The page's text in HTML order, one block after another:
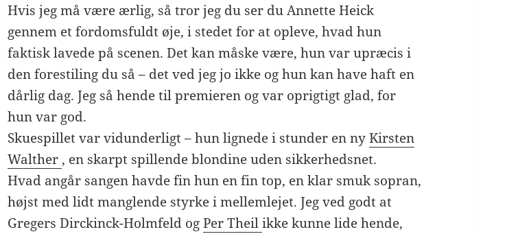
Hvis jeg må være ærlig, så tror jeg du ser du Annette Heick
gennem et fordomsfuldt øje, i stedet for at opleve, hvad hun
faktisk lavede på scenen. Det kan måske være, hun var upræcis i
den forestiling du så – det ved jeg jo ikke og hun kan have haft en
dårlig dag. Jeg så hende til premieren og var oprigtigt glad, for
hun var god.
Skuespillet var vidunderligt – hun lignede i stunder en nyKirsten
Walther , en skarpt spillende blondine uden sikkerhedsnet.
Hvad angår sangen havde fin hun en fin top, en klar smuk sopran,
højst med lidt manglende styrke i mellemlejet. Jeg ved godt at
Gregers Dirckinck-Holmfeld ogPer Theilikke kunne lide hende,